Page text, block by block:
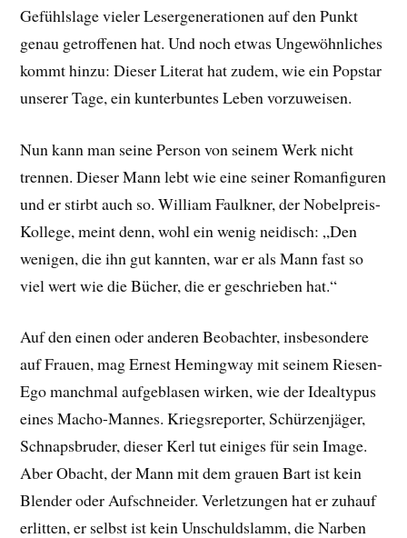
Gefühlslage vieler Lesergenerationen auf den Punkt
genau getroffenen hat. Und noch etwas Ungewöhnliches
kommt hinzu: Dieser Literat hat zudem, wie ein Popstar
unserer Tage, ein kunterbuntes Leben vorzuweisen.
Nun kann man seine Person von seinem Werk nicht
trennen. Dieser Mann lebt wie eine seiner Romanfiguren
und er stirbt auch so. William Faulkner, der Nobelpreis-
Kollege, meint denn, wohl ein wenig neidisch: „Den
wenigen, die ihn gut kannten, war er als Mann fast so
viel wert wie die Bücher, die er geschrieben hat.“
Auf den einen oder anderen Beobachter, insbesondere
auf Frauen, mag Ernest Hemingway mit seinem Riesen-
Ego manchmal aufgeblasen wirken, wie der Idealtypus
eines Macho-Mannes. Kriegsreporter, Schürzenjäger,
Schnapsbruder, dieser Kerl tut einiges für sein Image.
Aber Obacht, der Mann mit dem grauen Bart ist kein
Blender oder Aufschneider. Verletzungen hat er zuhauf
erlitten, er selbst ist kein Unschuldslamm, die Narben